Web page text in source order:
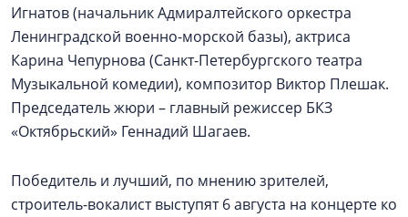
Игнатов (начальник Адмиралтейского оркестра
Ленинградской военно-морской базы), актриса
Карина Чепурнова (Санкт-Петербургского театра
Музыкальной комедии), композитор Виктор Плешак.
Председатель жюри – главный режиссер БКЗ
«Октябрьский» Геннадий Шагаев.
Победитель и лучший, по мнению зрителей,
строитель-вокалист выступят 6 августа на концерте ко